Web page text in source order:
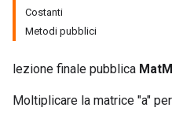
Costanti
Metodi pubblici
lezione finale pubblica
Moltiplicare la matrice "a"